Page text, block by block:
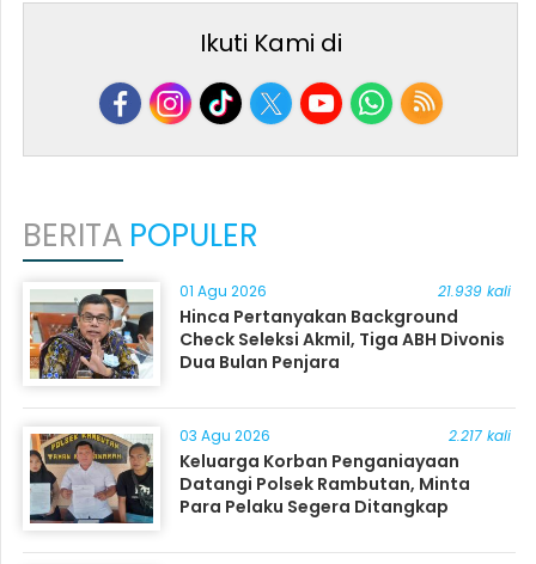
Ikuti Kami di
BERITA POPULER
01 Agu 2026 21.939 kali
Hinca Pertanyakan Background
Check Seleksi Akmil, Tiga ABH Divonis
Dua Bulan Penjara
03 Agu 2026 2.217 kali
Keluarga Korban Penganiayaan
Datangi Polsek Rambutan, Minta
Para Pelaku Segera Ditangkap